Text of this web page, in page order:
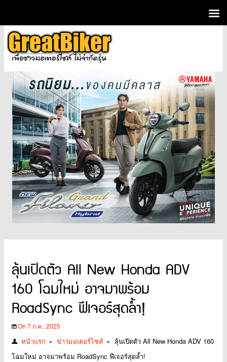
ลุ้นเปิดตัว All New Honda ADV
160 โฉมใหม่ อาจมาพร้อม
RoadSync ฟีเจอร์สุดล้ำ!
On 7 ก.ค., 2025
หน้าแรก » ข่าวมอเตอร์ไซค์ » ลุ้นเปิดตัว All New Honda ADV 160
โฉมใหม่ อาจมาพร้อม RoadSync ฟีเจอร์สุดล้ำ!